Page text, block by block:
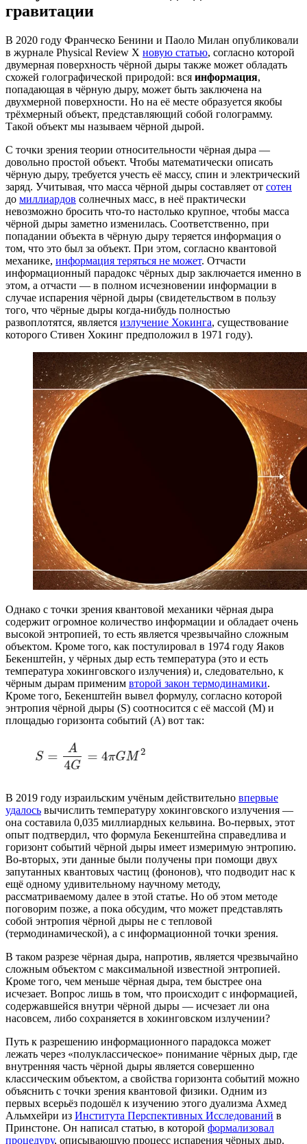
гравитации
В 2020 году Франческо Бенини и Паоло Милан опубликовали
в журнале Physical Review X новую статью, согласно которой
двумерная поверхность чёрной дыры также может обладать
схожей голографической природой: вся информация,
попадающая в чёрную дыру, может быть заключена на
двухмерной поверхности. Но на её месте образуется якобы
трёхмерный объект, представляющий собой голограмму.
Такой объект мы называем чёрной дырой.
С точки зрения теории относительности чёрная дыра —
довольно простой объект. Чтобы математически описать
чёрную дыру, требуется учесть её массу, спин и электрический
заряд. Учитывая, что масса чёрной дыры составляет от сотен
до миллиардов солнечных масс, в неё практически
невозможно бросить что-то настолько крупное, чтобы масса
чёрной дыры заметно изменилась. Соответственно, при
попадании объекта в чёрную дыру теряется информация о
том, что это был за объект. При этом, согласно квантовой
механике, информация теряться не может. Отчасти
информационный парадокс чёрных дыр заключается именно в
этом, а отчасти — в полном исчезновении информации в
случае испарения чёрной дыры (свидетельством в пользу
того, что чёрные дыры когда-нибудь полностью
развоплотятся, является излучение Хокинга, существование
которого Стивен Хокинг предположил в 1971 году).
Однако с точки зрения квантовой механики чёрная дыра
содержит огромное количество информации и обладает очень
высокой энтропией, то есть является чрезвычайно сложным
объектом. Кроме того, как постулировал в 1974 году Яаков
Бекенштейн, у чёрных дыр есть температура (это и есть
температура хокинговского излучения) и, следовательно, к
чёрным дырам применим второй закон термодинамики.
Кроме того, Бекенштейн вывел формулу, согласно которой
энтропия чёрной дыры (S) соотносится с её массой (M) и
площадью горизонта событий (A) вот так:
В 2019 году израильским учёным действительно впервые
удалось вычислить температуру хокинговского излучения —
она составила 0,035 миллиардных кельвина. Во-первых, этот
опыт подтвердил, что формула Бекенштейна справедлива и
горизонт событий чёрной дыры имеет измеримую энтропию.
Во-вторых, эти данные были получены при помощи двух
запутанных квантовых частиц (фононов), что подводит нас к
ещё одному удивительному научному методу,
рассматриваемому далее в этой статье. Но об этом методе
поговорим позже, а пока обсудим, что может представлять
собой энтропия чёрной дыры не с тепловой
(термодинамической), а с информационной точки зрения.
В таком разрезе чёрная дыра, напротив, является чрезвычайно
сложным объектом с максимальной известной энтропией.
Кроме того, чем меньше чёрная дыра, тем быстрее она
исчезает. Вопрос лишь в том, что происходит с информацией,
содержавшейся внутри чёрной дыры — исчезает ли она
насовсем, либо сохраняется в хокинговском излучении?
Путь к разрешению информационного парадокса может
лежать через «полуклассическое» понимание чёрных дыр, где
внутренняя часть чёрной дыры является совершенно
классическим объектом, а свойства горизонта событий можно
объяснить с точки зрения квантовой физики. Одним из
первых всерьёз подошёл к изучению этого дуализма Ахмед
Альмхейри из Института Перспективных Исследований в
Принстоне. Он написал статью, в которой формализовал
процедуру, описывающую процесс испарения чёрных дыр.